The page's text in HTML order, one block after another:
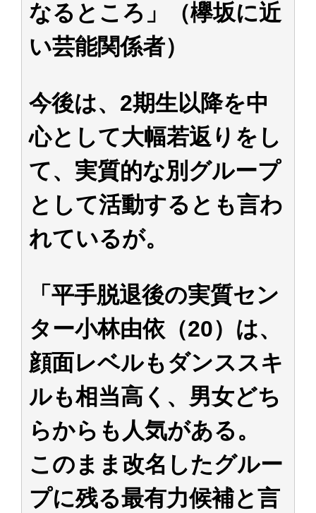
なるところ」（欅坂に近
い芸能関係者）
今後は、2期生以降を中
心として大幅若返りをし
て、実質的な別グループ
として活動するとも言わ
れているが。
「平手脱退後の実質セン
ター小林由依（20）は、
顔面レベルもダンススキ
ルも相当高く、男女どち
らからも人気がある。
このまま改名したグルー
プに残る最有力候補と言